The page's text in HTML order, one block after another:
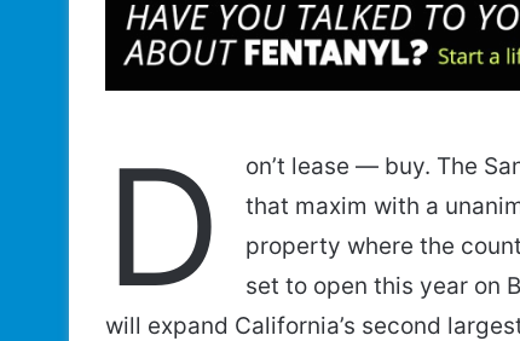
D
on’t lease — buy. The
that maxim with a
property where the
set to open this year on
will expand California’s second